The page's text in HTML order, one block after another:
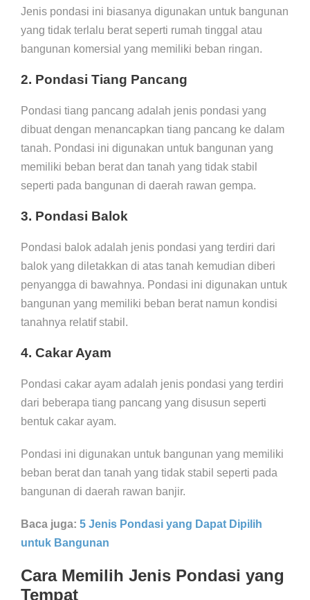
Jenis pondasi ini biasanya digunakan untuk bangunan
yang tidak terlalu berat seperti rumah tinggal atau
bangunan komersial yang memiliki beban ringan.
2. Pondasi Tiang Pancang
Pondasi tiang pancang adalah jenis pondasi yang
dibuat dengan menancapkan tiang pancang ke dalam
tanah. Pondasi ini digunakan untuk bangunan yang
memiliki beban berat dan tanah yang tidak stabil
seperti pada bangunan di daerah rawan gempa.
3. Pondasi Balok
Pondasi balok adalah jenis pondasi yang terdiri dari
balok yang diletakkan di atas tanah kemudian diberi
penyangga di bawahnya. Pondasi ini digunakan untuk
bangunan yang memiliki beban berat namun kondisi
tanahnya relatif stabil.
4. Cakar Ayam
Pondasi cakar ayam adalah jenis pondasi yang terdiri
dari beberapa tiang pancang yang disusun seperti
bentuk cakar ayam.
Pondasi ini digunakan untuk bangunan yang memiliki
beban berat dan tanah yang tidak stabil seperti pada
bangunan di daerah rawan banjir.
Baca juga: 5 Jenis Pondasi yang Dapat Dipilih
untuk Bangunan
Cara Memilih Jenis Pondasi yang
Tempat